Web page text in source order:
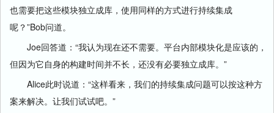
也需要把这些模块独立成库，使用同样的方式进行持续集成
呢？”Bob问道。
Joe回答道：“我认为现在还不需要。平台内部模块化是应该的，
但因为它自身的构建时间并不长，还没有必要独立成库。”
Alice此时说道：“这样看来，我们的持续集成问题可以按这种方
案来解决。让我们试试吧。”